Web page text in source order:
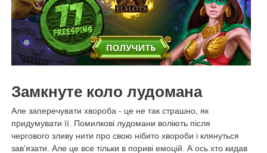
Замкнуте коло лудомана
Але заперечувати хвороба - це не так страшно, як
придумувати її. Помилкові лудомани воліють після
чергового зливу нити про свою нібито хвороби і клянуться
зав'язати. Але це все тільки в пориві емоцій. А ось хто кидав